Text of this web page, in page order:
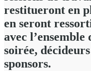
restitueront en
en seront
avec
soirée,
sponsors.